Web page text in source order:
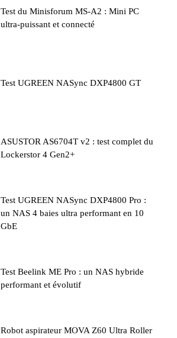
Test du Minisforum MS-A2 : Mini PC
ultra-puissant et connecté
Test UGREEN NASync DXP4800 GT
ASUSTOR AS6704T v2 : test complet du
Lockerstor 4 Gen2+
Test UGREEN NASync DXP4800 Pro :
un NAS 4 baies ultra performant en 10
GbE
Test Beelink ME Pro : un NAS hybride
performant et évolutif
Robot aspirateur MOVA Z60 Ultra Roller